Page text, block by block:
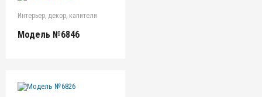
Интерьер, декор, капители
Модель №6846